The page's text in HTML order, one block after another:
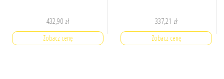
432,90 zł
Zobacz cenę
337,21 zł
Zobacz cenę